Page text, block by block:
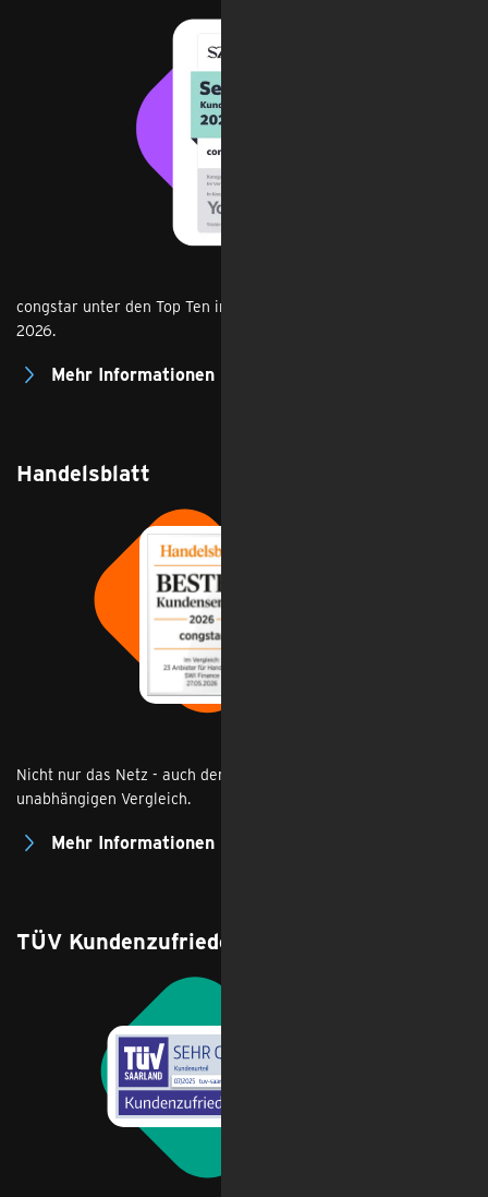
congstar unter den Top Ten im Kundenzufriedenheits-Ranking
2026.
Mehr Informationen
Handelsblatt
Nicht nur das Netz - auch der Service überzeugt im
unabhängigen Vergleich.
Mehr Informationen
TÜV Kundenzufriedenheit